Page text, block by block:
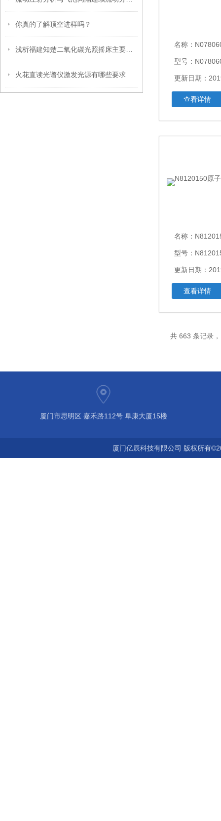
你真的了解顶空进样吗？
火花直读光谱仪激发光源有哪些要求
名称： N0780607
型号：
更新日期：
查看详情
名称： N8120150
型号：
更新日期：
查看详情
共 663 条记录
厦门市思明区 嘉禾路112号 阜康大厦15楼
厦门亿辰科技有限公司 版权所有